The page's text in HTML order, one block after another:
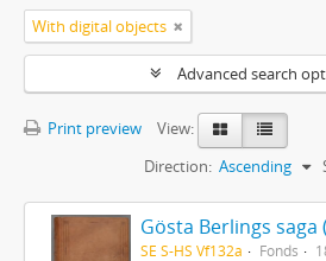
With digital objects
Advanced search
Print preview
View:
Direction: Ascending
SE S-HS Vf132a Fonds